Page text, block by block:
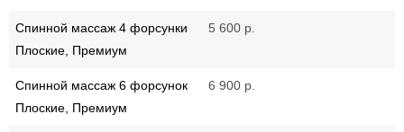
Спинной массаж 4 форсунки
Плоские, Премиум
5 600 р.
Спинной массаж 6 форсунок
Плоские, Премиум
6 900 р.